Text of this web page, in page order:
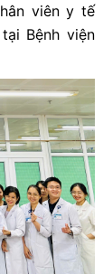
viên y tế
Bệnh viện